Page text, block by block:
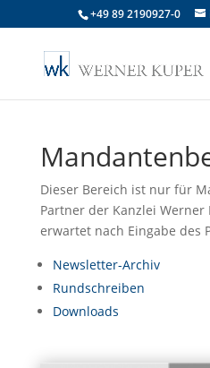
+49 89 2190927-0
Dieser Bereich ist nur für
Partner der Kanzlei Werner
erwartet nach Eingabe des
Newsletter-Archiv
Rundschreiben
Downloads